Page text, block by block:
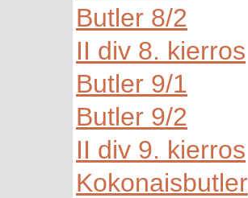
Butler 8/2
II div 8. kierros
Butler 9/1
Butler 9/2
II div 9. kierros
Kokonaisbutler